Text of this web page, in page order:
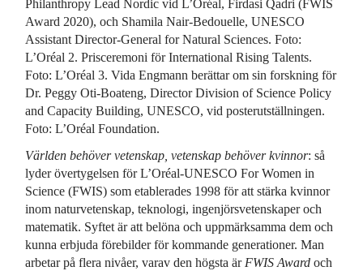
Philanthropy Lead Nordic vid L’Oréal, Firdasi Qadri (FWIS
Award 2020), och Shamila Nair-Bedouelle, UNESCO
Assistant Director-General for Natural Sciences. Foto:
L’Oréal 2. Prisceremoni för International Rising Talents.
Foto: L’Oréal 3. Vida Engmann berättar om sin forskning för
Dr. Peggy Oti-Boateng, Director Division of Science Policy
and Capacity Building, UNESCO, vid posterutställningen.
Foto: L’Oréal Foundation.
Världen behöver vetenskap, vetenskap behöver kvinnor: så
lyder övertygelsen för L’Oréal-UNESCO For Women in
Science (FWIS) som etablerades 1998 för att stärka kvinnor
inom naturvetenskap, teknologi, ingenjörsvetenskaper och
matematik. Syftet är att belöna och uppmärksamma dem och
kunna erbjuda förebilder för kommande generationer. Man
arbetar på flera nivåer, varav den högsta ärFWIS Awardoch